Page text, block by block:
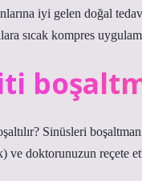
iyi gelen doğal
sıcak kompres
Sinüsleri
ve doktorunuzun reçete